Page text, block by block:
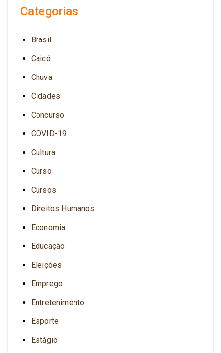
Categorias
Brasil
Caicó
Chuva
Cidades
Concurso
COVID-19
Cultura
Curso
Cursos
Direitos Humanos
Economia
Educação
Eleições
Emprego
Entretenimento
Esporte
Estágio